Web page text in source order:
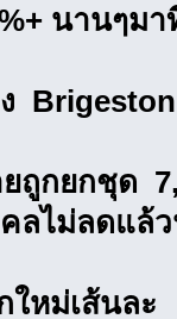
นานๆม
ถูกยกชุด
ลไม่ลดแล้
ใหม่เส้นละ